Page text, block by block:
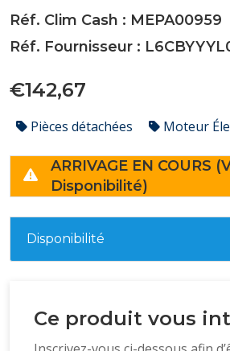
Réf. Clim Cash : MEPA00959
Réf. Fournisseur :
€142,67
Pièces détachées Moteur
ARRIVAGE EN COURS
Disponibilité)
Disponibilité
Ce produit vous